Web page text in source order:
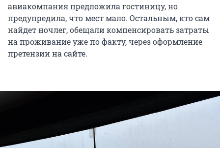
авиакомпания предложила гостиницу, но
предупредила, что мест мало. Остальным, кто сам
найдет ночлег, обещали компенсировать затраты
на проживание уже по факту, через оформление
претензии на сайте.